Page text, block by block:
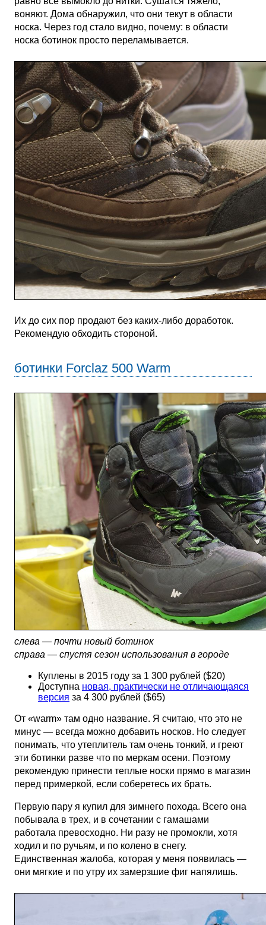
воняют. Дома обнаружил, что они текут в области
носка. Через год стало видно, почему: в области
носка ботинок просто переламывается.
Их до сих пор продают без каких-либо доработок.
Рекомендую обходить стороной.
ботинки Forclaz 500 Warm
слева — почти новый ботинок
справа — спустя сезон использования в городе
Куплены в 2015 году за 1 300 рублей ($20)
Доступна новая, практически не отличающаяся
версия за 4 300 рублей ($65)
От «warm» там одно название. Я считаю, что это не
минус — всегда можно добавить носков. Но следует
понимать, что утеплитель там очень тонкий, и греют
эти ботинки разве что по меркам осени. Поэтому
рекомендую принести теплые носки прямо в магазин
перед примеркой, если соберетесь их брать.
Первую пару я купил для зимнего похода. Всего она
побывала в трех, и в сочетании с гамашами
работала превосходно. Ни разу не промокли, хотя
ходил и по ручьям, и по колено в снегу.
Единственная жалоба, которая у меня появилась —
они мягкие и по утру их замерзшие фиг напялишь.